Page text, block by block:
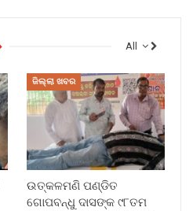
All
ଜିଲ୍ଲା ଖବର
ଉତ୍କଳମଣି ପଣ୍ଡିତ
ଗୋପବନ୍ଧୁ ଦାସଙ୍କ ୯୮ତମ